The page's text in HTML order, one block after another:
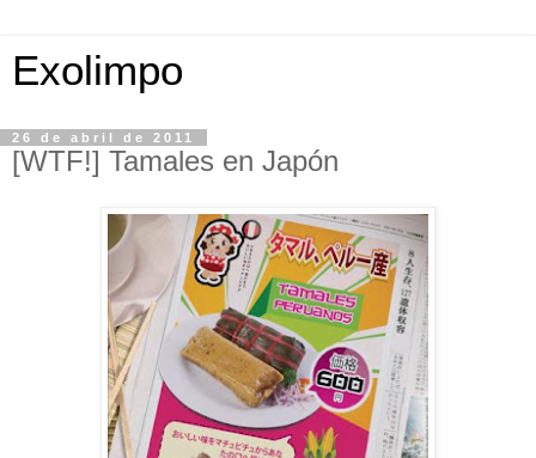
Exolimpo
26 de abril de 2011
[WTF!] Tamales en Japón